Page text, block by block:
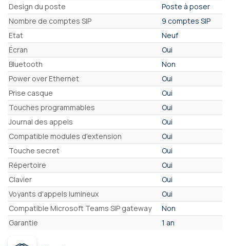
Design du poste
Poste à poser
Nombre de comptes SIP
9 comptes SIP
Etat
Neuf
Écran
Oui
Bluetooth
Non
Power over Ethernet
Oui
Prise casque
Oui
Touches programmables
Oui
Journal des appels
Oui
Compatible modules d'extension
Oui
Touche secret
Oui
Répertoire
Oui
Clavier
Oui
Voyants d'appels lumineux
Oui
Compatible Microsoft Teams SIP gateway
Non
Garantie
1 an